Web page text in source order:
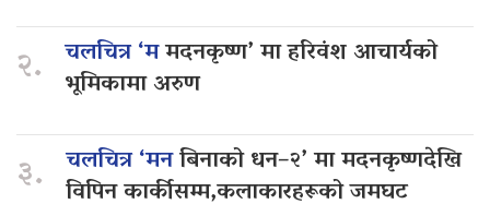
२. चलचित्र ‘ममदनकृष्ण’ मा हरिवंश आचार्यको
भूमिकामा अरुण
३. चलचित्र ‘मनबिनाको धन–२’ मा मदनकृष्णदेखि
विपिन कार्कीसम्म,कलाकारहरूको जमघट